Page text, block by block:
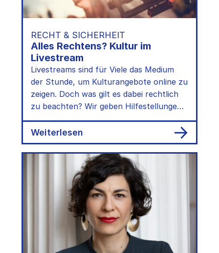
RECHT & SICHERHEIT
Alles Rechtens? Kultur im
Livestream
Livestreams sind für Viele das Medium
der Stunde, um Kulturangebote online zu
zeigen. Doch was gilt es dabei rechtlich
zu beachten? Wir geben Hilfestellungen
in…
Weiterlesen
Alles
Kultur
im
Livestream